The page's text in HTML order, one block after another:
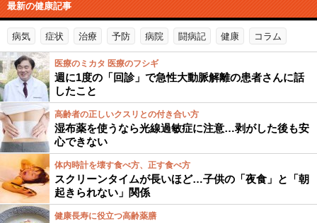
最新の健康記事
病気 症状 治療 予防 病院 闘病記 健康 コラム
医療のミカタ 医療のフシギ
週に1度の「回診」で急性大動脈解離の患者さんに話
したこと
高齢者の正しいクスリとの付き合い方
湿布薬を使うなら光線過敏症に注意…剥がした後も安
心できない
体内時計を壊す食べ方、正す食べ方
スクリーンタイムが長いほど…子供の「夜食」と「朝
起きられない」関係
健康長寿に役立つ高齢薬膳